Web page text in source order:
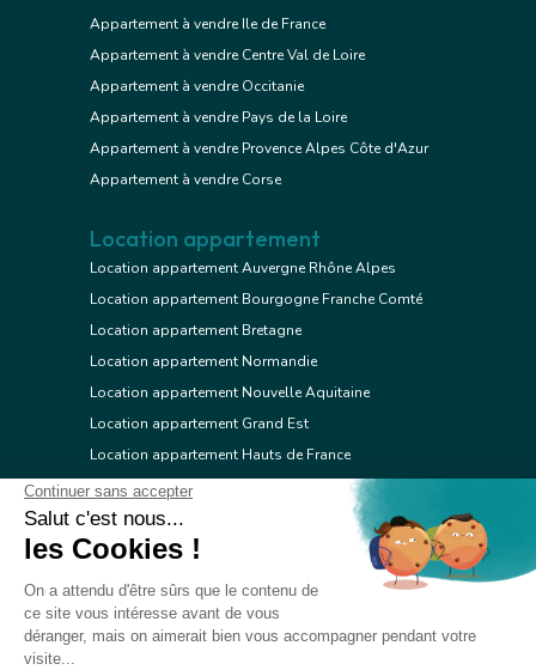
Appartement à vendre Ile de France
Appartement à vendre Centre Val de Loire
Appartement à vendre Occitanie
Appartement à vendre Pays de la Loire
Appartement à vendre Provence Alpes Côte d'Azur
Appartement à vendre Corse
Location appartement
Location appartement Auvergne Rhône Alpes
Location appartement Bourgogne Franche Comté
Location appartement Bretagne
Location appartement Normandie
Location appartement Nouvelle Aquitaine
Location appartement Grand Est
Location appartement Hauts de France
Location appartement Ile de France
Location appartement Centre Val de Loire
Location appartement Occitanie
Location appartement Pays de la Loire
Location appartement Provence Alpes Côte d'Azur
Location appartement Corse